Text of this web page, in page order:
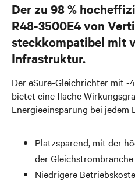
Der zu 98 %
R48-3500E4 von
steckkompatibel mit
Infrastruktur.
Der eSure-Gleichrichter mit -
bietet eine flache
Energieeinsparung bei
Platzsparend, mit der
der Gleichstrombranche
Niedrigere